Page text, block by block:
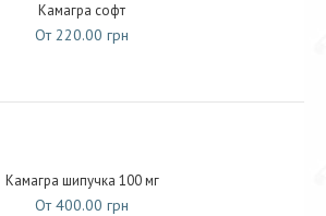
Камагра софт
От 220.00 грн
Камагра шипучка 100 мг
От 400.00 грн